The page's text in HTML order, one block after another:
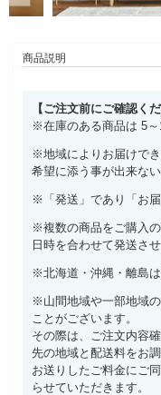
商品説明
【ご注文前にご確認くだ
※在庫のある商品は 5～
※地域によりお届けで
希望に添う事が出来な
※「発送」であり「お届
※複数の商品をご購入
日時を合わせて発送さ
※北海道・沖縄・離島
※山間地域や一部地域
ことがございます。
その際は、ご注文内容
先の地域と配送料をお
お送りしたご料金にご
らせていただきます。